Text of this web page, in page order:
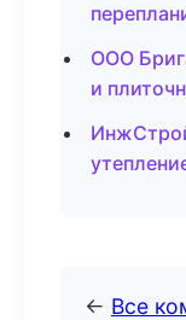
ООО
и
← Все